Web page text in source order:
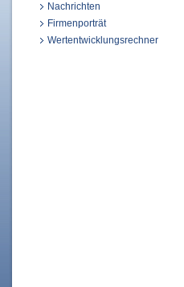
Nachrichten
Firmenporträt
Wertentwicklungsrechner